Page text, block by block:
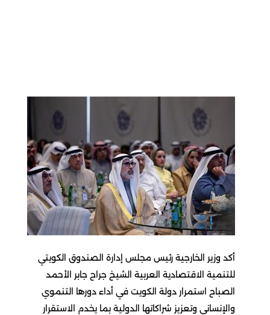
أكد وزير الخارجية رئيس مجلس إدارة الصندوق الكويتي
للتنمية الاقتصادية العربية الشيخ جراح جابر الأحمد
الصباح استمرار دولة الكويت في أداء دورها التنموي
والإنساني وتعزيز شراكاتها الدولية بما يخدم الاستقرار